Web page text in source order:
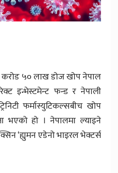
करोड ५० लाख डोज खोप नेपाल
इन्भेस्टमेन्ट फन्ड र नेपाली
फर्मास्युटिकल्सबीच खोप
भएको हो । नेपालमा ल्याइने
‘ह्युमन एडेनो भाइरल भेक्टर्स